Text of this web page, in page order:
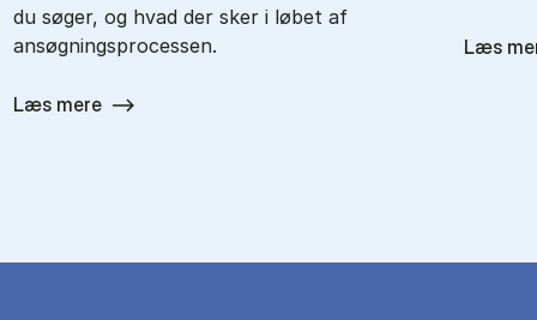
du søger, og hvad der sker i løbet af
ansøgningsprocessen.
Læs mere
Læs